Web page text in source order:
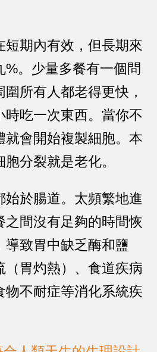
短期內有效，但長期來
。少量多餐有一個問
所有人都老得更快，
時吃一次東西。當你不
就會開始複製細胞。本
分裂就是老化。
始於腸道。太頻繁地進
之間沒有足夠的時間恢
導致胃中缺乏酶和鹽
（胃灼熱）、食道疾病
物不耐症等消化系統疾